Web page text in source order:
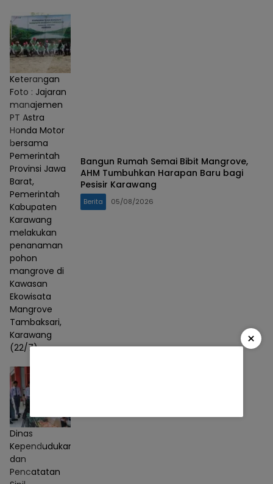
Keterangan
Foto : Jajaran
manajemen
PT Astra
Honda Motor
bersama
Pemerintah
Provinsi Jawa
Barat,
Pemerintah
Kabupaten
Karawang
melakukan
penanaman
pohon
mangrove di
Kawasan
Ekowisata
Mangrove
Tambaksari,
Karawang
(22/7)
Bangun Rumah Semai Bibit Mangrove,
AHM Tumbuhkan Harapan Baru bagi
Pesisir Karawang
Berita 05/08/2026
Dinas
Kependudukan
dan
Pencatatan
×